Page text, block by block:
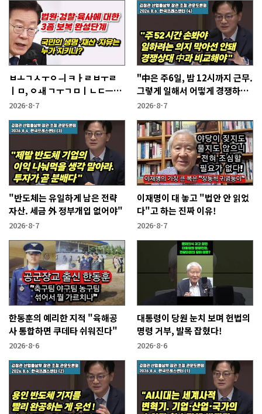
ㅂㅗㄱㅅㅜㅇㅢ ㅋㅏㄹㅂㅜㄹ
ㅣㅁ, ㅇㅙ ㄱㅜㄱㅁㅣㄴㄷㅡㄹ
ㅇㅣ ㄷㅏㅇㅎㅐㅇㅑ ㅎㅏㄴㅏ?
2026-8-7
"中은 주6일, 밤 12시까지 근무.
그렇게 일해서 어떻게 경쟁하냐
반문하더라"
2026-8-7
"반도체는 유일하게 남은 전략
자산. 세금 外 정부개입 없어야"
2026-8-7
이재명이 대 놓고 "법안 안 읽었
다"고 하는 진짜 이유!
2026-8-7
한동훈의 예리한 지적 "육해공
사 통합하면 쿠데타 쉬워진다"
2026-8-6
대통령이 당원 눈치 보며 헌법의
명령 거부, 발목 잡혔다!
2026-8-6